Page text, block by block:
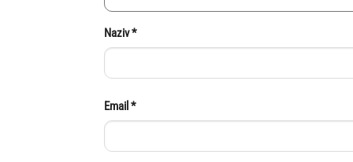
Naziv*
Email *